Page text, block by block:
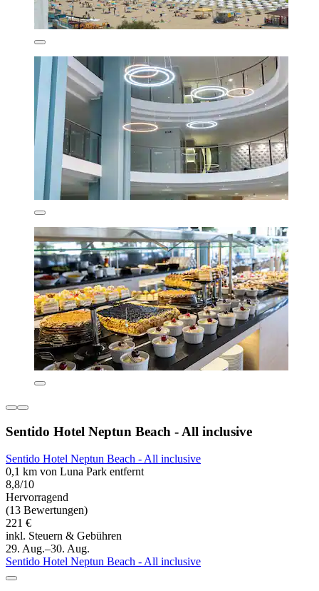
Sentido Hotel Neptun Beach - All inclusive
Sentido Hotel Neptun Beach - All inclusive
0,1 km von Luna Park entfernt
8,8/10
Hervorragend
(13 Bewertungen)
221 €
inkl. Steuern & Gebühren
29. Aug.–30. Aug.
Sentido Hotel Neptun Beach - All inclusive